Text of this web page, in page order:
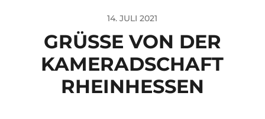
14. JULI 2021
GRÜSSE VON DER K
AMERADSCHAFT R
HEINHESSEN